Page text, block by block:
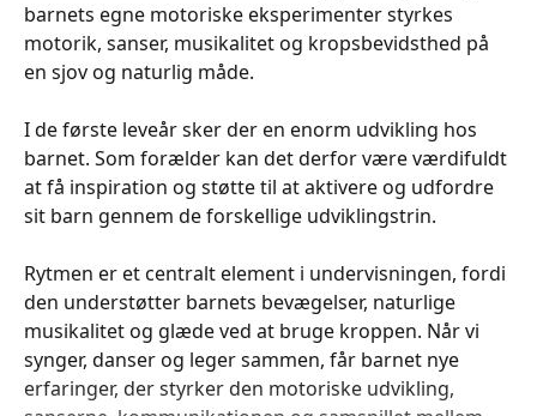
barnets egne motoriske eksperimenter styrkes
motorik, sanser, musikalitet og kropsbevidsthed på
en sjov og naturlig måde.
I de første leveår sker der en enorm udvikling hos
barnet. Som forælder kan det derfor være værdifuldt
at få inspiration og støtte til at aktivere og udfordre
sit barn gennem de forskellige udviklingstrin.
Rytmen er et centralt element i undervisningen, fordi
den understøtter barnets bevægelser, naturlige
musikalitet og glæde ved at bruge kroppen. Når vi
synger, danser og leger sammen, får barnet nye
erfaringer, der styrker den motoriske udvikling,